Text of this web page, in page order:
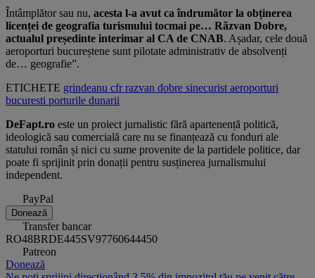
Întâmplător sau nu, acesta l-a avut ca îndrumător la obținerea
licenței de geografia turismului tocmai pe… Răzvan Dobre,
actualul președinte interimar al CA de CNAB. Așadar, cele două
aeroporturi bucureștene sunt pilotate administrativ de absolvenți
de… geografie”.
ETICHETE grindeanu cfrrazvan dobre sinecurist aeroporturi
bucuresti porturile dunarii
DeFapt.ro este un proiect jurnalistic fără apartenență politică,
ideologică sau comercială care nu se finanțează cu fonduri ale
statului român și nici cu sume provenite de la partidele politice, dar
poate fi sprijinit prin donații pentru susținerea jurnalismului
independent.
PayPal
Donează
Transfer bancar
RO48BRDE445SV97760644450
Patreon
Donează